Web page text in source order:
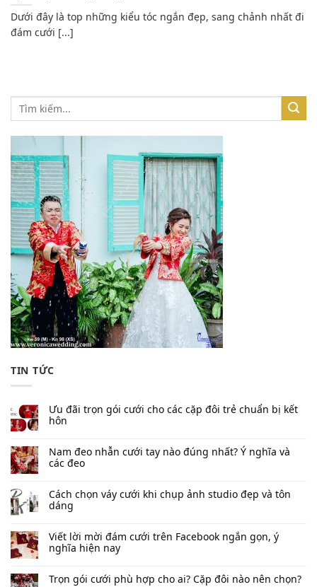
Dưới đây là top những kiểu tóc ngắn đẹp, sang chảnh nhất đi
đám cưới [...]
TIN TỨC
Ưu đãi trọn gói cưới cho các cặp đôi trẻ chuẩn bị kết
hôn
Nam đeo nhẫn cưới tay nào đúng nhất​? Ý nghĩa và
các đeo
Cách chọn váy cưới khi chụp ảnh studio đẹp và tôn
dáng
Viết lời mời đám cưới trên Facebook​ ngắn gọn, ý
nghĩa hiện nay
Trọn gói cưới phù hợp cho ai? Cặp đôi nào nên chọn?